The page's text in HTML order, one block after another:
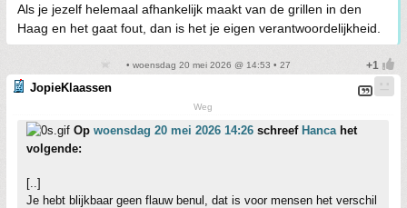
Als je jezelf helemaal afhankelijk maakt van de grillen in den
Haag en het gaat fout, dan is het je eigen verantwoordelijkheid.
• woensdag 20 mei 2026 @ 14:53 • 27
JopieKlaassen
Weg
Op woensdag 20 mei 2026 14:26 schreef Hanca het
volgende:
[..]
Je hebt blijkbaar geen flauw benul, dat is voor mensen het verschil